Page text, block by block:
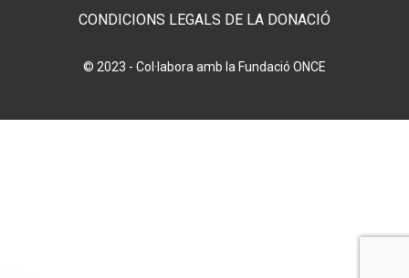
CONDICIONS LEGALS DE LA DONACIÓ
© 2023 - Col·labora amb la Fundació ONCE